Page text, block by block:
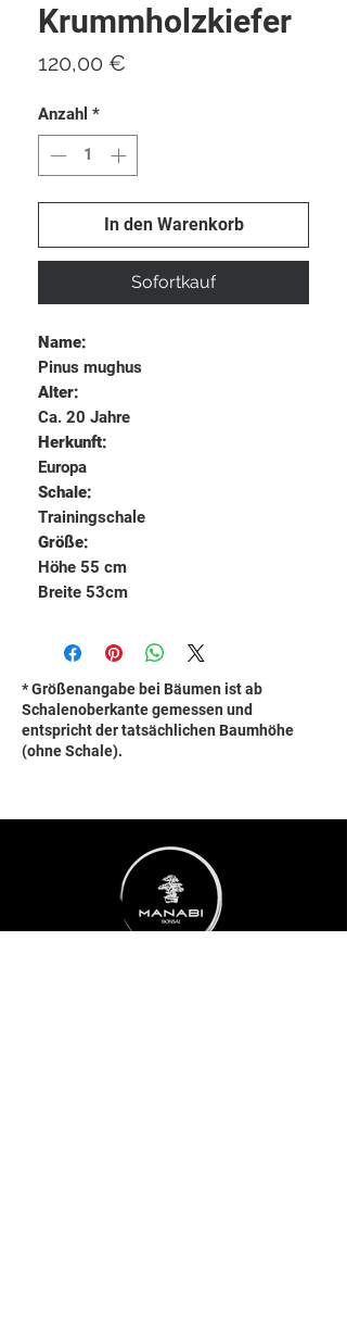
Krummholzkiefer
120,00 €
Anzahl *
In den Warenkorb
Sofortkauf
Name:
Pinus mughus
Alter:
Ca. 20 Jahre
Herkunft:
Europa
Schale:
Trainingschale
Größe:
Höhe 55 cm
Breite 53cm
* Größenangabe bei Bäumen ist ab
Schalenoberkante gemessen und
entspricht der tatsächlichen Baumhöhe
(ohne Schale).